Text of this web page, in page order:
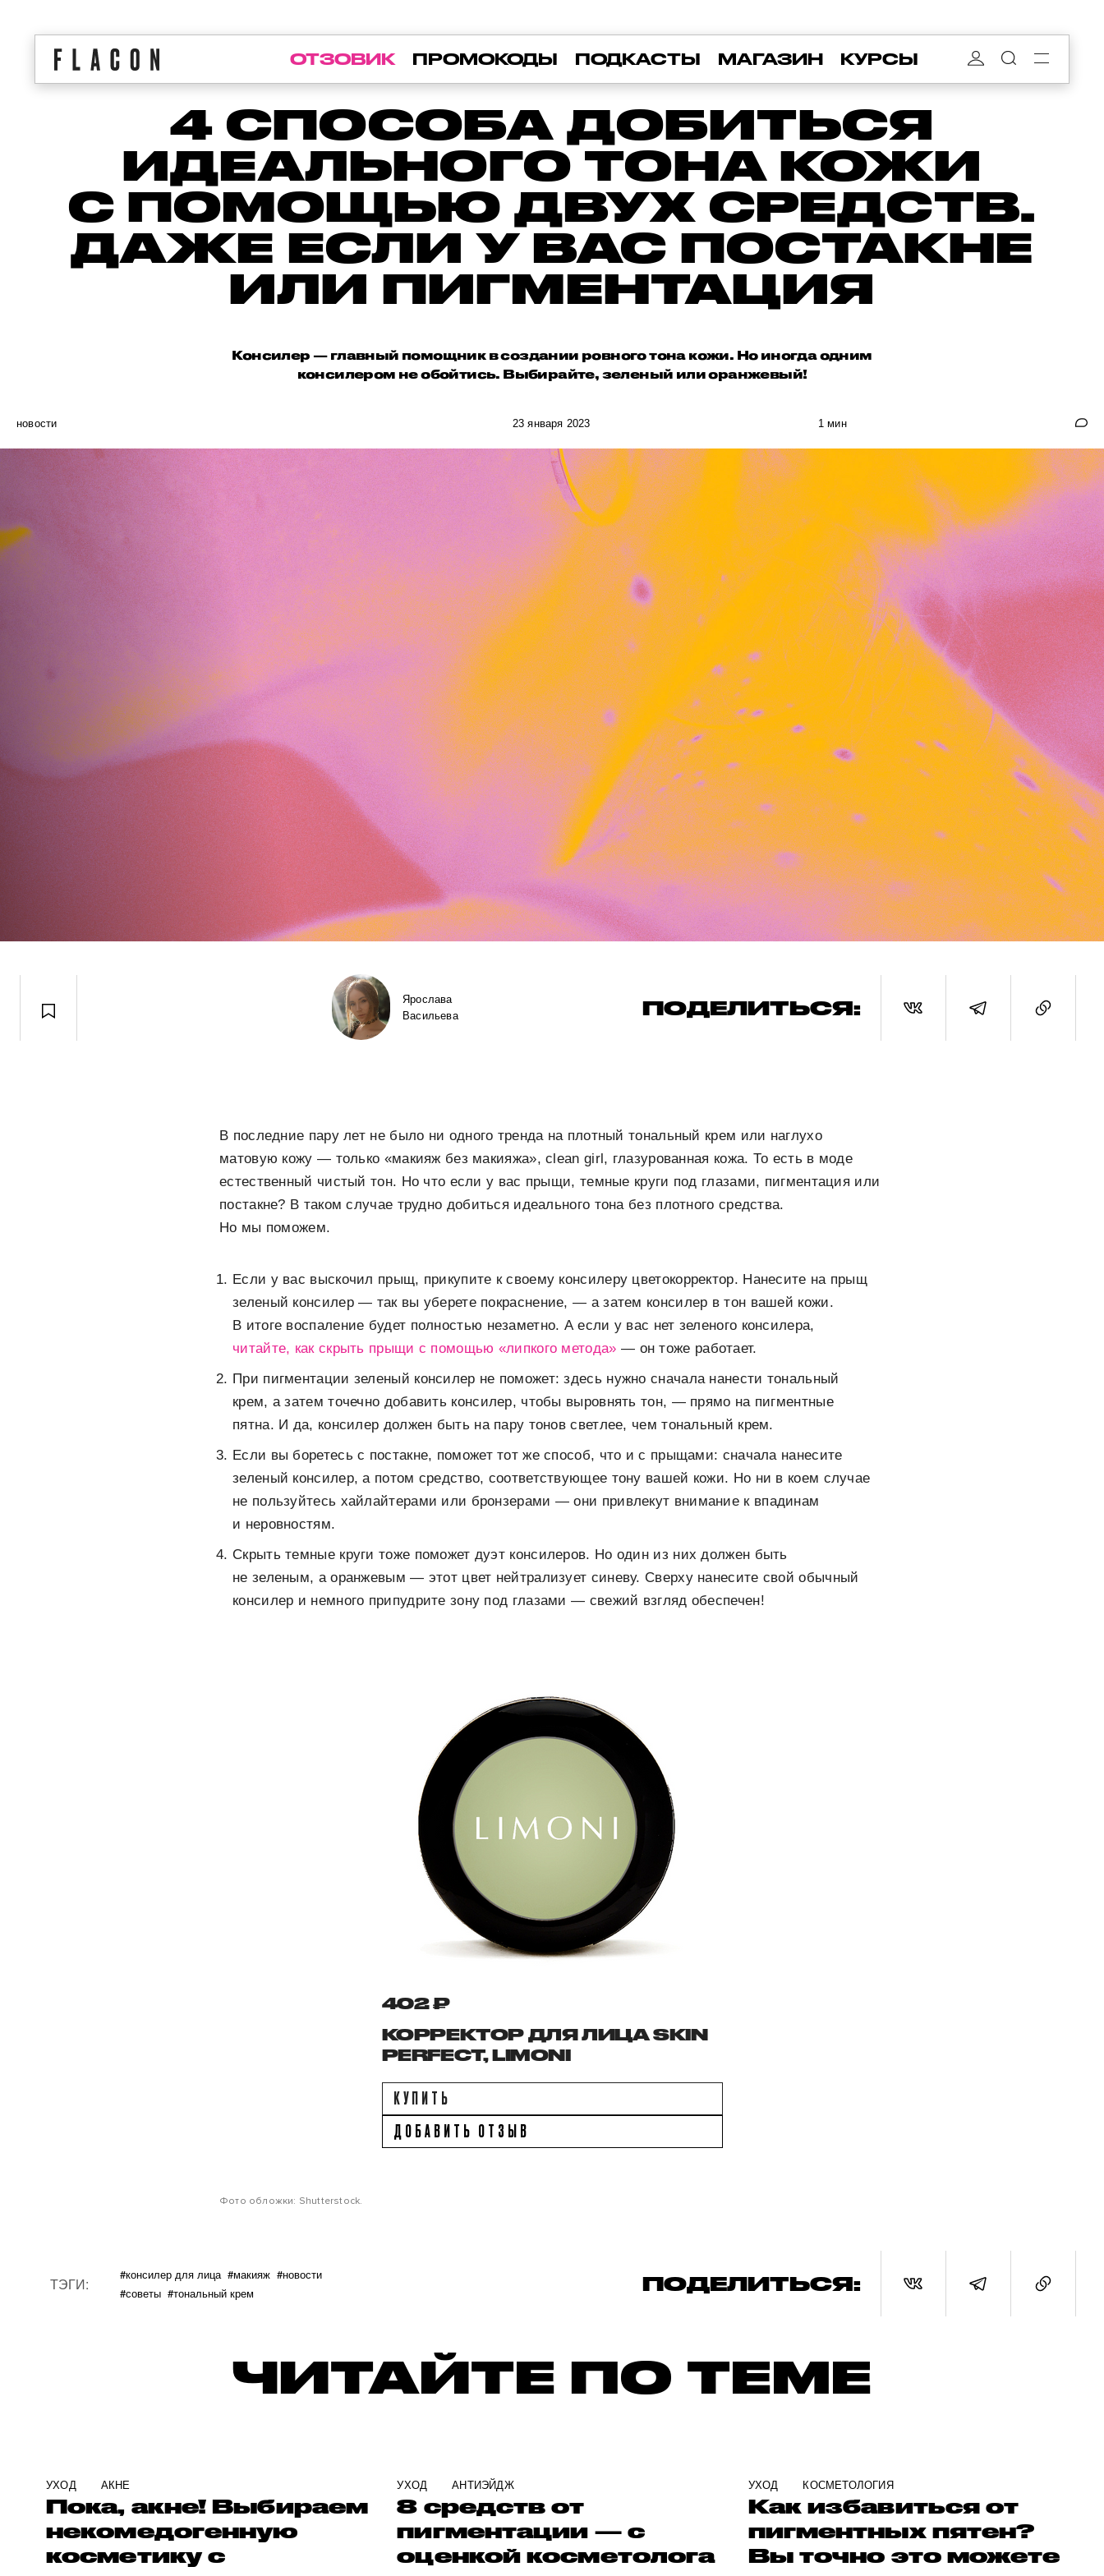
ОТЗОВИК ПРОМОКОДЫ ПОДКАСТЫ МАГАЗИН КУРСЫ
4 СПОСОБА ДОБИТЬСЯ
ИДЕАЛЬНОГО ТОНА КОЖИ
С ПОМОЩЬЮ ДВУХ СРЕДСТВ.
ДАЖЕ ЕСЛИ У ВАС ПОСТАКНЕ
ИЛИ ПИГМЕНТАЦИЯ
Консилер — главный помощник в создании ровного тона кожи. Но иногда одним
консилером не обойтись. Выбирайте, зеленый или оранжевый!
новости 23 января 2023 1 мин
Ярослава
Васильева
ПОДЕЛИТЬСЯ:
В последние пару лет не было ни одного тренда на плотный тональный крем или наглухо
матовую кожу — только «макияж без макияжа», clean girl, глазурованная кожа. То есть в моде
естественный чистый тон. Но что если у вас прыщи, темные круги под глазами, пигментация или
постакне? В таком случае трудно добиться идеального тона без плотного средства.
Но мы поможем.
Если у вас выскочил прыщ, прикупите к своему консилеру цветокорректор. Нанесите на прыщ
зеленый консилер — так вы уберете покраснение, — а затем консилер в тон вашей кожи.
В итоге воспаление будет полностью незаметно. А если у вас нет зеленого консилера,
читайте, как скрыть прыщи с помощью «липкого метода» — он тоже работает.
При пигментации зеленый консилер не поможет: здесь нужно сначала нанести тональный
крем, а затем точечно добавить консилер, чтобы выровнять тон, — прямо на пигментные
пятна. И да, консилер должен быть на пару тонов светлее, чем тональный крем.
Если вы боретесь с постакне, поможет тот же способ, что и с прыщами: сначала нанесите
зеленый консилер, а потом средство, соответствующее тону вашей кожи. Но ни в коем случае
не пользуйтесь хайлайтерами или бронзерами — они привлекут внимание к впадинам
и неровностям.
Скрыть темные круги тоже поможет дуэт консилеров. Но один из них должен быть
не зеленым, а оранжевым — этот цвет нейтрализует синеву. Сверху нанесите свой обычный
консилер и немного припудрите зону под глазами — свежий взгляд обеспечен!
402 ₽
КОРРЕКТОР ДЛЯ ЛИЦА SKIN
PERFECT, LIMONI
КУПИТЬ
ДОБАВИТЬ ОТЗЫВ
Фото обложки: Shutterstock.
ТЭГИ: #консилер для лица #макияж #новости
#советы #тональный крем ПОДЕЛИТЬСЯ:
ЧИТАЙТЕ ПО ТЕМЕ
УХОД АКНЕ
Пока, акне! Выбираем
некомедогенную
косметику с
УХОД АНТИЭЙДЖ
8 средств от
пигментации — с
оценкой косметолога
УХОД КОСМЕТОЛОГИЯ
Как избавиться от
пигментных пятен?
Вы точно это можете